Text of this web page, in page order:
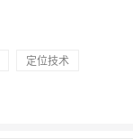
定位技术